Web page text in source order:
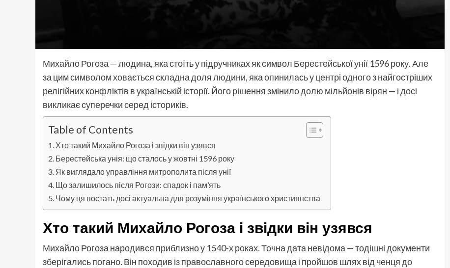
Михайло Рогоза — людина, яка стоїть у підручниках як символ Берестейської унії 1596 року. Але
за цим символом ховається складна доля людини, яка опинилась у центрі одного з найгостріших
релігійних конфліктів в українській історії. Його рішення змінило долю мільйонів вірян — і досі
викликає суперечки серед істориків.
Table of Contents
Хто такий Михайло Рогоза і звідки він узявся
Берестейська унія: що сталось у жовтні 1596 року
Як виглядало управління митрополита після унії
Що залишилось після Рогози: спадок і пам’ять
Чому ця постать досі актуальна для розуміння українського християнства
Хто такий Михайло Рогоза і звідки він узявся
Михайло Рогоза народився приблизно у 1540-х роках. Точна дата невідома — тодішні документи
зберігались погано. Він походив із православного середовища і пройшов шлях від ченця до